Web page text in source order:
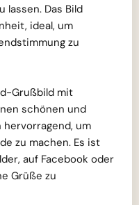
lassen. Das Bild
ideal, um
zu
Grußbild mit
schönen und
um
zu machen. Es ist
auf Facebook oder
Grüße zu